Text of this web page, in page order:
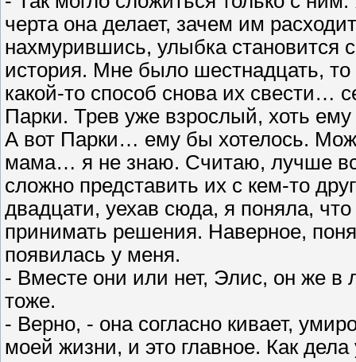
черта она делает, зачем им
нахмурившись, улыбка становится
история. Мне было шестнадцать,
какой-то способ снова их свести…
Парки. Трев уже взрослый, хоть
А вот Парки… ему бы хотелось.
мама… я не знаю. Считаю, лучше
сложно представить их с кем-то
двадцати, уехав сюда, я поняла,
принимать решения. Наверное,
появилась у меня.
- Вместе они или нет, Элис, он же в
тоже.
- Верно, - она согласно кивает,
моей жизни, и это главное. Как